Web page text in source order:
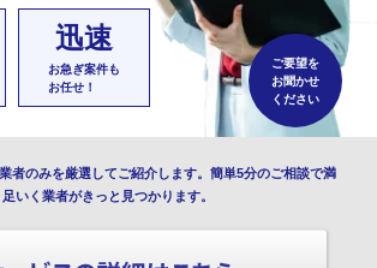
迅速
お急ぎ案件も
お任せ！
ご要望を
お聞かせ
ください
者のみを厳選してご紹介します。簡単5分のご相談で満
足いく業者がきっと見つかります。